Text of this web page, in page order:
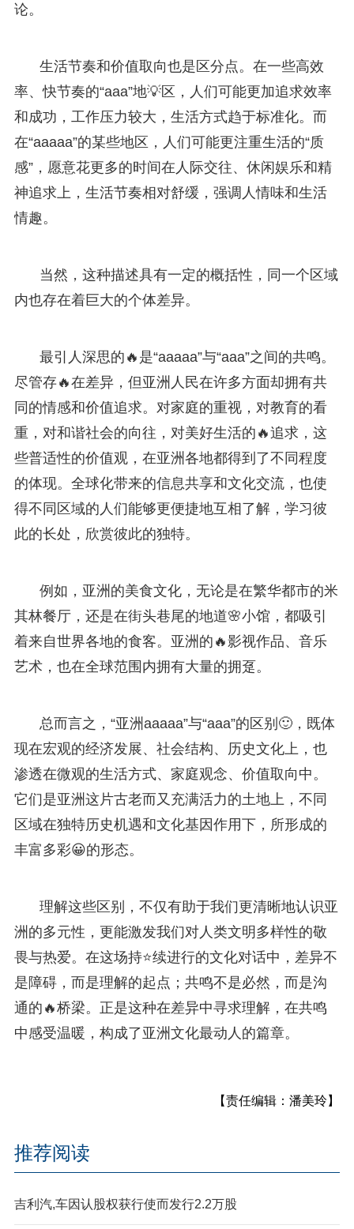
论。
生活节奏和价值取向也是区分点。在一些高效
率、快节奏的“aaa”地💡区，人们可能更加追求效率
和成功，工作压力较大，生活方式趋于标准化。而
在“aaaaa”的某些地区，人们可能更注重生活的“质
感”，愿意花更多的时间在人际交往、休闲娱乐和精
神追求上，生活节奏相对舒缓，强调人情味和生活
情趣。
当然，这种描述具有一定的概括性，同一个区域
内也存在着巨大的个体差异。
最引人深思的🔥是“aaaaa”与“aaa”之间的共鸣。
尽管存🔥在差异，但亚洲人民在许多方面却拥有共
同的情感和价值追求。对家庭的重视，对教育的看
重，对和谐社会的向往，对美好生活的🔥追求，这
些普适性的价值观，在亚洲各地都得到了不同程度
的体现。全球化带来的信息共享和文化交流，也使
得不同区域的人们能够更便捷地互相了解，学习彼
此的长处，欣赏彼此的独特。
例如，亚洲的美食文化，无论是在繁华都市的米
其林餐厅，还是在街头巷尾的地道🌸小馆，都吸引
着来自世界各地的食客。亚洲的🔥影视作品、音乐
艺术，也在全球范围内拥有大量的拥趸。
总而言之，“亚洲aaaaa”与“aaa”的区别🙂，既体
现在宏观的经济发展、社会结构、历史文化上，也
渗透在微观的生活方式、家庭观念、价值取向中。
它们是亚洲这片古老而又充满活力的土地上，不同
区域在独特历史机遇和文化基因作用下，所形成的
丰富多彩😀的形态。
理解这些区别，不仅有助于我们更清晰地认识亚
洲的多元性，更能激发我们对人类文明多样性的敬
畏与热爱。在这场持⭐续进行的文化对话中，差异不
是障碍，而是理解的起点；共鸣不是必然，而是沟
通的🔥桥梁。正是这种在差异中寻求理解，在共鸣
中感受温暖，构成了亚洲文化最动人的篇章。
【责任编辑：潘美玲】
推荐阅读
吉利汽,车因认股权获行使而发行2.2万股